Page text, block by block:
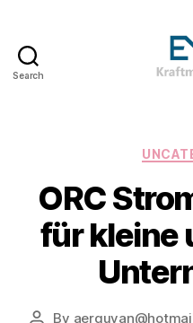
Search
ORC
für kleine
Post
By